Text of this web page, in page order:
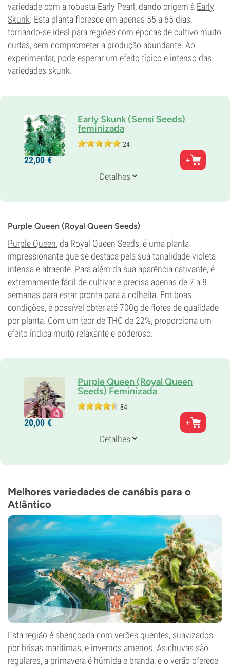
variedade com a robusta Early Pearl, dando origem à Early
Skunk. Esta planta floresce em apenas 55 a 65 dias,
tornando-se ideal para regiões com épocas de cultivo muito
curtas, sem comprometer a produção abundante. Ao
experimentar, pode esperar um efeito típico e intenso das
variedades skunk.
Early Skunk (Sensi Seeds)
feminizada
24
Pais
Skunk 1 + Early Pearl
35% Sativa
9-10 semanas
Médio
Desconhecido
Tipo de floração
Período de luz
22,00 €
Detalhes
Purple Queen (Royal Queen Seeds)
Purple Queen, da Royal Queen Seeds, é uma planta
impressionante que se destaca pela sua tonalidade violeta
intensa e atraente. Para além da sua aparência cativante, é
extremamente fácil de cultivar e precisa apenas de 7 a 8
semanas para estar pronta para a colheita. Em boas
condições, é possível obter até 700g de flores de qualidade
por planta. Com um teor de THC de 22%, proporciona um
efeito índica muito relaxante e poderoso.
Purple Queen (Royal Queen
Seeds) Feminizada
84
Pais
Hindu Kush x Purple Afghani
25% Sativa
7-8 semanas
CBD
Baixo
Tipo de floração
Período de luz
20,00 €
Detalhes
Melhores variedades de canábis para o
Atlântico
Esta região é abençoada com verões quentes, suavizados
por brisas marítimas, e invernos amenos. As chuvas são
regulares, a primavera é húmida e branda, e o verão oferece